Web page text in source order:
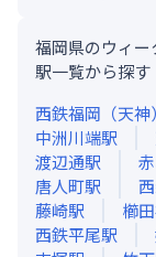
福岡県のウィー
駅一覧から探す
西鉄福岡（天神）
中洲川端駅
渡辺通駅
唐人町駅
藤崎駅 櫛
西鉄平尾駅